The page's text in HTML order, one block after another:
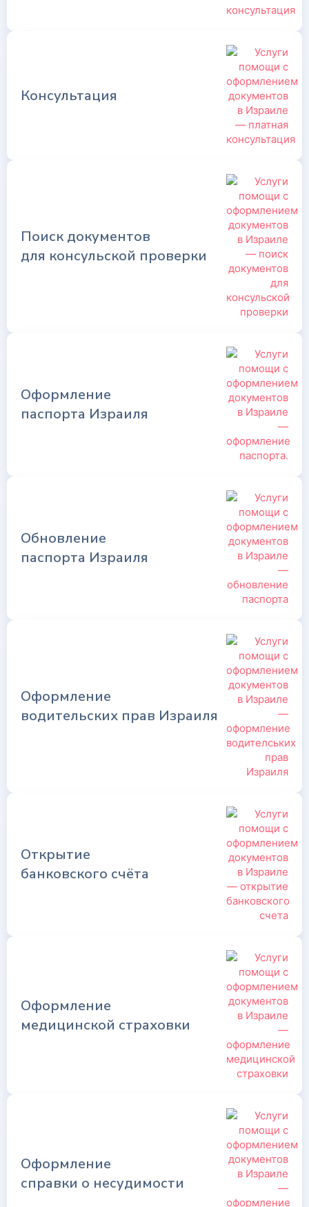
Консультация
Поиск документов
для консульской проверки
Оформление
паспорта Израиля
Обновление
паспорта Израиля ​
Оформление
водительских прав Израиля
Открытие
банковского счёта
Оформление
медицинской страховки
Оформление
справки о несудимости